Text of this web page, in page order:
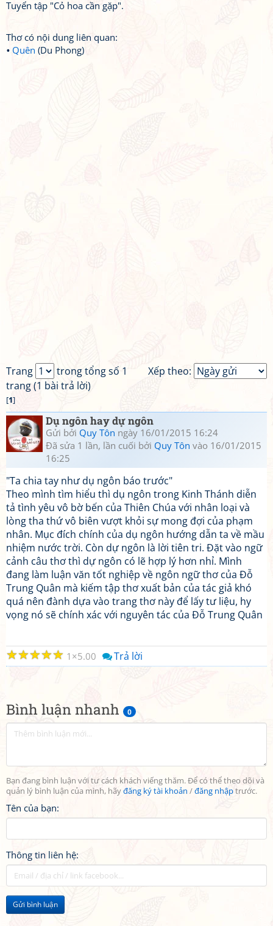
Bình luận nhanh 0
Bạn đang bình luận với tư cách khách viếng thăm. Để có thể theo dõi và
quản lý bình luận của mình, hãyđăng ký tài khoản /đăng nhậptrước.
Tên của bạn:
Thông tin liên hệ:
Gửi bình luận
Tuyển tập "Cỏ hoa cần gặp".
Thơ có nội dung liên quan:
Quên (Du Phong)
Xếp theo:
Trang
trong tổng số 1
trang (1 bài trả lời)
[1]
Dụ ngôn hay dự ngôn
Gửi bởi Quy Tôn ngày 16/01/2015 16:24
Đã sửa 1 lần, lần cuối bởi Quy Tôn vào 16/01/2015
16:25
"Ta chia tay như dụ ngôn báo trước"
Theo mình tìm hiểu thì dụ ngôn trong Kinh Thánh diễn
tả tình yêu vô bờ bến của Thiên Chúa với nhân loại và
lòng tha thứ vô biên vượt khỏi sự mong đợi của phạm
nhân. Mục đích chính của dụ ngôn hướng dẫn ta về mầu
nhiệm nước trời. Còn dự ngôn là lời tiên tri. Đặt vào ngữ
cảnh câu thơ thì dự ngôn có lẽ hợp lý hơn nhỉ. Mình
đang làm luận văn tốt nghiệp về ngôn ngữ thơ của Đỗ
Trung Quân mà kiếm tập thơ xuất bản của tác giả khó
quá nên đành dựa vào trang thơ này để lấy tư liệu, hy
vọng nó sẽ chính xác với nguyên tác của Đỗ Trung Quân
☆
☆
☆
☆
☆ 1 5.00 Trả lời